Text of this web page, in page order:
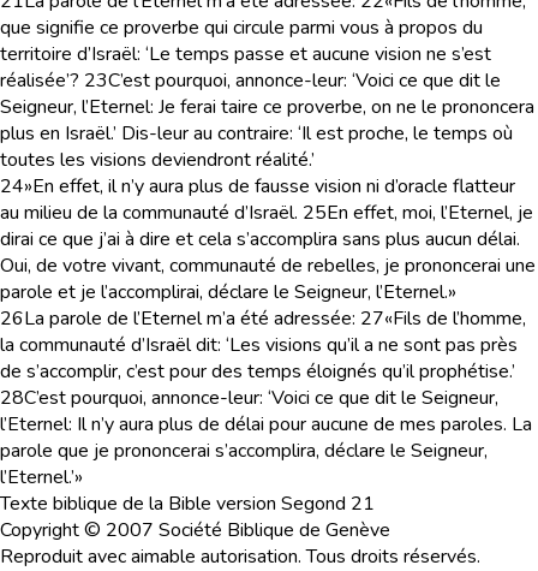
que signifie ce proverbe qui circule parmi vous à propos du
territoire d’Israël: ‘Le temps passe et aucune vision ne s’est
réalisée’? 23C’est pourquoi, annonce-leur: ‘Voici ce que dit le
Seigneur, l’Eternel: Je ferai taire ce proverbe, on ne le prononcera
plus en Israël.’ Dis-leur au contraire: ‘Il est proche, le temps où
toutes les visions deviendront réalité.’
24»En effet, il n’y aura plus de fausse vision ni d’oracle flatteur
au milieu de la communauté d’Israël. 25En effet, moi, l’Eternel, je
dirai ce que j’ai à dire et cela s’accomplira sans plus aucun délai.
Oui, de votre vivant, communauté de rebelles, je prononcerai une
parole et je l’accomplirai, déclare le Seigneur, l’Eternel.»
26La parole de l’Eternel m’a été adressée: 27«Fils de l’homme,
la communauté d’Israël dit: ‘Les visions qu’il a ne sont pas près
de s’accomplir, c’est pour des temps éloignés qu’il prophétise.’
28C’est pourquoi, annonce-leur: ‘Voici ce que dit le Seigneur,
l’Eternel: Il n’y aura plus de délai pour aucune de mes paroles. La
parole que je prononcerai s’accomplira, déclare le Seigneur,
l’Eternel.’»
Texte biblique de la Bible version Segond 21
Copyright © 2007 Société Biblique de Genève
Reproduit avec aimable autorisation. Tous droits réservés.